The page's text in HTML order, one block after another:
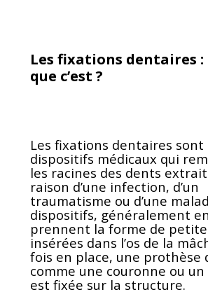
Les fixations dentaires :
que c’est ?
Les fixations dentaires sont
dispositifs médicaux qui
les racines des dents
raison d’une infection, d’un
traumatisme ou d’une
dispositifs, généralement
prennent la forme de
insérées dans l’os de la
fois en place, une prothèse
comme une couronne ou
est fixée sur la structure.